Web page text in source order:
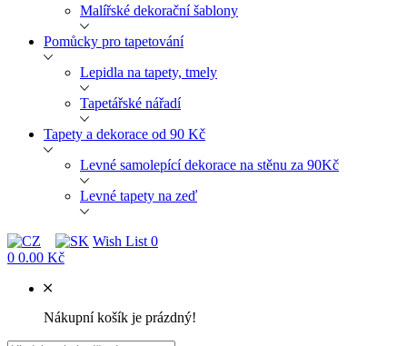
Malířské dekorační šablony
Pomůcky pro tapetování
Lepidla na tapety, tmely
Tapetářské nářadí
Tapety a dekorace od 90 Kč
Levné samolepící dekorace na stěnu za 90Kč
Levné tapety na zeď
Wish List 0
0 0.00 Kč
Nákupní košík je prázdný!